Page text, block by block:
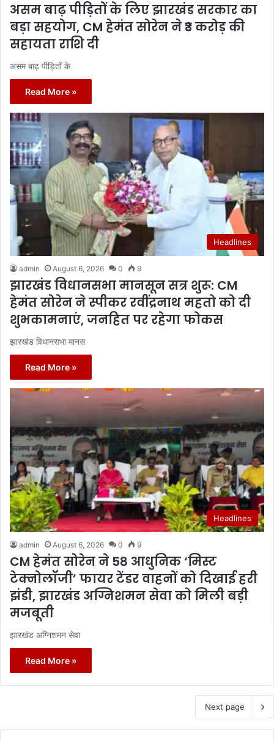
असम बाढ़ पीड़ितों के लिए झारखंड सरकार का
बड़ा सहयोग, CM हेमंत सोरेन ने ₹3 करोड़ की
सहायता राशि दी
असम बाढ़ पीड़ितों के
Read More »
Headlines
admin August 6, 2026 0 9
झारखंड विधानसभा मानसून सत्र शुरू: CM
हेमंत सोरेन ने स्पीकर रवींद्रनाथ महतो को दी
शुभकामनाएं, जनहित पर रहेगा फोकस
झारखंड विधानसभा मानस
Read More »
Headlines
admin August 6, 2026 0 9
CM हेमंत सोरेन ने 58 आधुनिक ‘मिस्ट
टेक्नोलॉजी’ फायर टेंडर वाहनों को दिखाई हरी
झंडी, झारखंड अग्निशमन सेवा को मिली बड़ी
मजबूती
झारखंड अग्निशमन सेवा
Read More »
Next page